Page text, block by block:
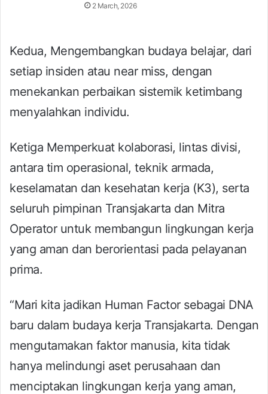
2 March, 2026
Kedua, Mengembangkan budaya belajar, dari
setiap insiden atau near miss, dengan
menekankan perbaikan sistemik ketimbang
menyalahkan individu.
Ketiga Memperkuat kolaborasi, lintas divisi,
antara tim operasional, teknik armada,
keselamatan dan kesehatan kerja (K3), serta
seluruh pimpinan Transjakarta dan Mitra
Operator untuk membangun lingkungan kerja
yang aman dan berorientasi pada pelayanan
prima.
“Mari kita jadikan Human Factor sebagai DNA
baru dalam budaya kerja Transjakarta. Dengan
mengutamakan faktor manusia, kita tidak
hanya melindungi aset perusahaan dan
menciptakan lingkungan kerja yang aman,